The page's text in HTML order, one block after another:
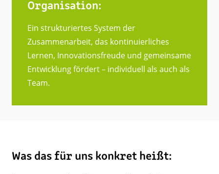
Organisation:
Ein strukturiertes System der
Zusammenarbeit, das kontinuierliches
Lernen, Innovationsfreude und gemeinsame
Entwicklung fördert – individuell als auch als
Team.
Was das für uns konkret heißt: